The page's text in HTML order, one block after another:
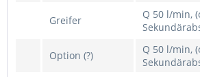
Greifer
Q 50 l/min,
Option (?)
Q 50 l/min,